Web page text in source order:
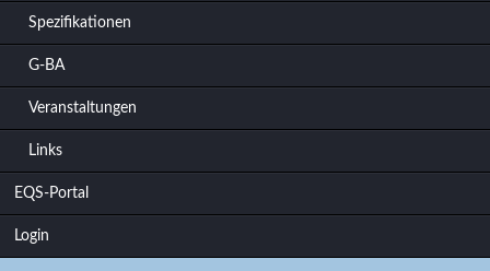
Spezifikationen
G-BA
Veranstaltungen
Links
EQS-Portal
Login